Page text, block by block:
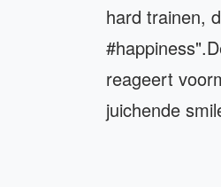
hard trainen,
reageert
juichende